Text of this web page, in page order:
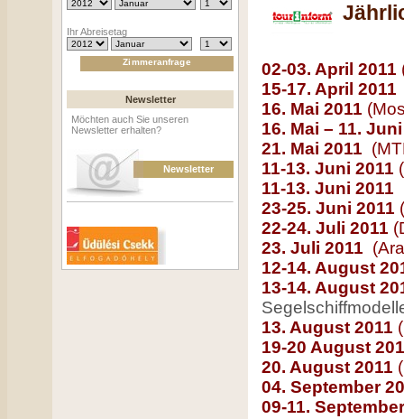
Ihr Abreisetag
Newsletter
Möchten auch Sie unseren
Newsletter erhalten?
Newsletter
02-03. April 2011
15-17. April 2011
16. Mai 2011
16. Mai – 11.
21. Mai 2011
11-13. Juni 2011
11-13. Juni 2011
23-25. Juni 2011
22-24. Juli 2011
23. Juli 2011
12-14. August
13-14. August
13. August 2011
19-20 August
20. August 2011
04. September
09-11.